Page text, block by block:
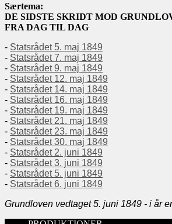
Særtema:
DE SIDSTE SKRIDT MOD
FRA DAG TIL DAG
- Statsrådet 5. maj 1849
- Statsrådet 7. maj 1849
- Statsrådet 9. maj 1849
- Statsrådet 12. maj 1849
- Statsrådet 14. maj 1849
- Statsrådet 16. maj 1849
- Statsrådet 19. maj 1849
- Statsrådet 21. maj 1849
- Statsrådet 23. maj 1849
- Statsrådet 30. maj 1849
- Statsrådet 2. juni 1849
- Statsrådet 3. juni 1849
- Statsrådet 5. juni 1849
- Statsrådet 6. juni 1849
Grundloven vedtaget 5. juni 1849 - i år